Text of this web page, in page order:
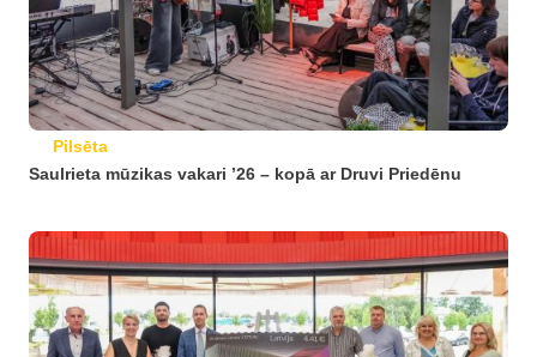
Pilsēta
Saulrieta mūzikas vakari ’26 – kopā ar Druvi Priedēnu